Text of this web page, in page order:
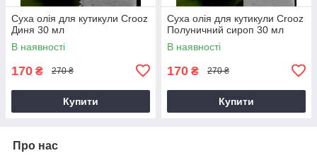
Суха олія для кутикули Crooz
Диня 30 мл
В наявності
170 ₴ 270 ₴
Купити
Суха олія для кутикули Crooz
Полуничний сироп 30 мл
В наявності
170 ₴ 270 ₴
Купити
Про нас